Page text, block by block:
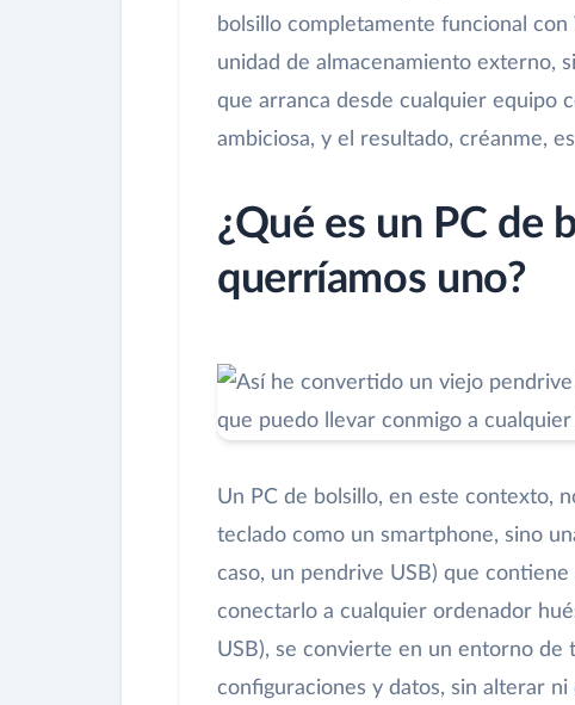
bolsillo completamente funcional
unidad de almacenamiento externo,
que arranca desde cualquier equipo
ambiciosa, y el resultado, créanme,
¿Qué es un PC de
querríamos uno?
Un PC de bolsillo, en este contexto,
teclado como un smartphone, sino
caso, un pendrive USB) que
conectarlo a cualquier ordenador
USB), se convierte en un entorno de
configuraciones y datos, sin alterar